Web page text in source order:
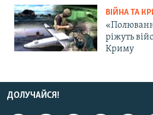
ВІЙНА ТА
ріжуть
Криму
ДОЛУЧАЙСЯ!